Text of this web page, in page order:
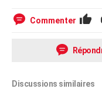
Commenter
Discussions similaires